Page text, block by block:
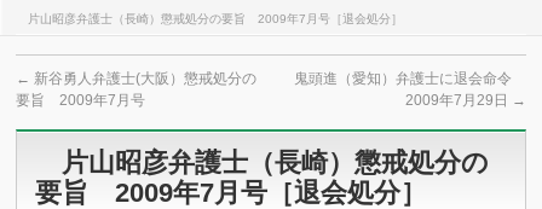
片山昭彦弁護士（長崎）懲戒処分の要旨 2009年7月号［退会処分］
← 新谷勇人弁護士(大阪）懲戒処分の
要旨 2009年7月号
鬼頭進（愛知）弁護士に退会命令
2009年7月29日 →
片山昭彦弁護士（長崎）懲戒処分の
要旨 2009年7月号［退会処分］